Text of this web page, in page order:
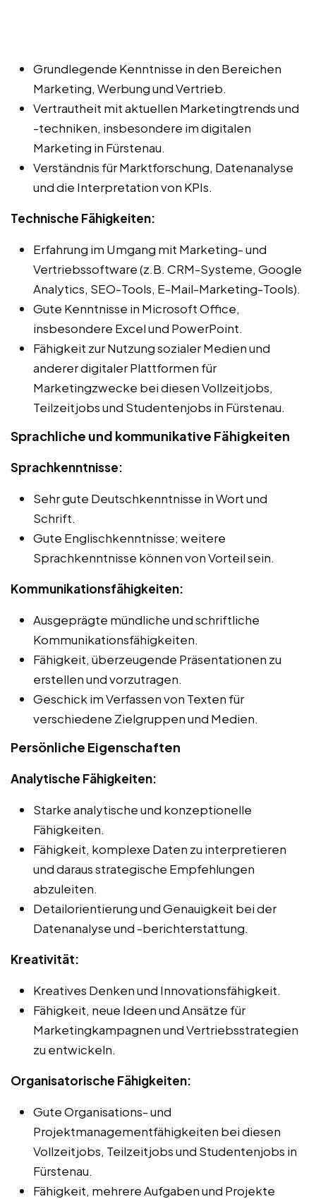
Grundlegende Kenntnisse in den Bereichen
Marketing, Werbung und Vertrieb.
Vertrautheit mit aktuellen Marketingtrends und
-techniken, insbesondere im digitalen
Marketing in Fürstenau.
Verständnis für Marktforschung, Datenanalyse
und die Interpretation von KPIs.
Technische Fähigkeiten:
Erfahrung im Umgang mit Marketing- und
Vertriebssoftware (z.B. CRM-Systeme, Google
Analytics, SEO-Tools, E-Mail-Marketing-Tools).
Gute Kenntnisse in Microsoft Office,
insbesondere Excel und PowerPoint.
Fähigkeit zur Nutzung sozialer Medien und
anderer digitaler Plattformen für
Marketingzwecke bei diesen Vollzeitjobs,
Teilzeitjobs und Studentenjobs in Fürstenau.
Sprachliche und kommunikative Fähigkeiten
Sprachkenntnisse:
Sehr gute Deutschkenntnisse in Wort und
Schrift.
Gute Englischkenntnisse; weitere
Sprachkenntnisse können von Vorteil sein.
Kommunikationsfähigkeiten:
Ausgeprägte mündliche und schriftliche
Kommunikationsfähigkeiten.
Fähigkeit, überzeugende Präsentationen zu
erstellen und vorzutragen.
Geschick im Verfassen von Texten für
verschiedene Zielgruppen und Medien.
Persönliche Eigenschaften
Analytische Fähigkeiten:
Starke analytische und konzeptionelle
Fähigkeiten.
Fähigkeit, komplexe Daten zu interpretieren
und daraus strategische Empfehlungen
abzuleiten.
Detailorientierung und Genauigkeit bei der
Datenanalyse und -berichterstattung.
Kreativität:
Kreatives Denken und Innovationsfähigkeit.
Fähigkeit, neue Ideen und Ansätze für
Marketingkampagnen und Vertriebsstrategien
zu entwickeln.
Organisatorische Fähigkeiten:
Gute Organisations- und
Projektmanagementfähigkeiten bei diesen
Vollzeitjobs, Teilzeitjobs und Studentenjobs in
Fürstenau.
Fähigkeit, mehrere Aufgaben und Projekte